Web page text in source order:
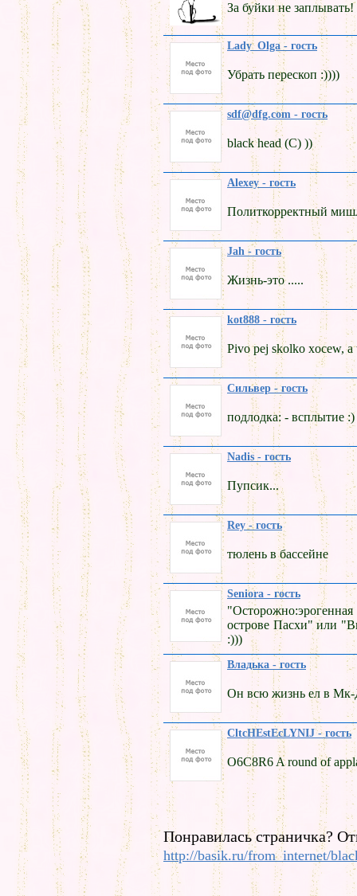
За буйки не заплывать!
Lady_Olga - гость
Убрать перескоп :))))
sdf@dfg.com - гость
black head (C) ))
Alexey - гость
Политкорректный
Jah - гость
Жизнь-это .....
kot888 - гость
Pivo pej skolko xocew,
Сильвер - гость
подлодка: - всплытие :)
Nadis - гость
Пупсик...
Rey - гость
тюлень в бассейне
Seniora - гость
острове Пасхи" или
:)))
Владька - гость
Он всю жизнь ел в Мк-
CltcHEstEcLYNIJ - гость
O6C8R6 A round of
Понравилась страничка?
http://basik.ru/from_internet/